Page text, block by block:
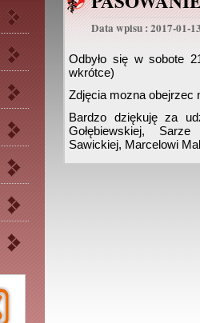
Data wpisu : 2017-01-
Odbyło się w sobote
wkrótce)
Zdjęcia mozna obejrzec
Bardzo dziękuję za
Gołębiewskiej,
Sawickiej, Marcelowi